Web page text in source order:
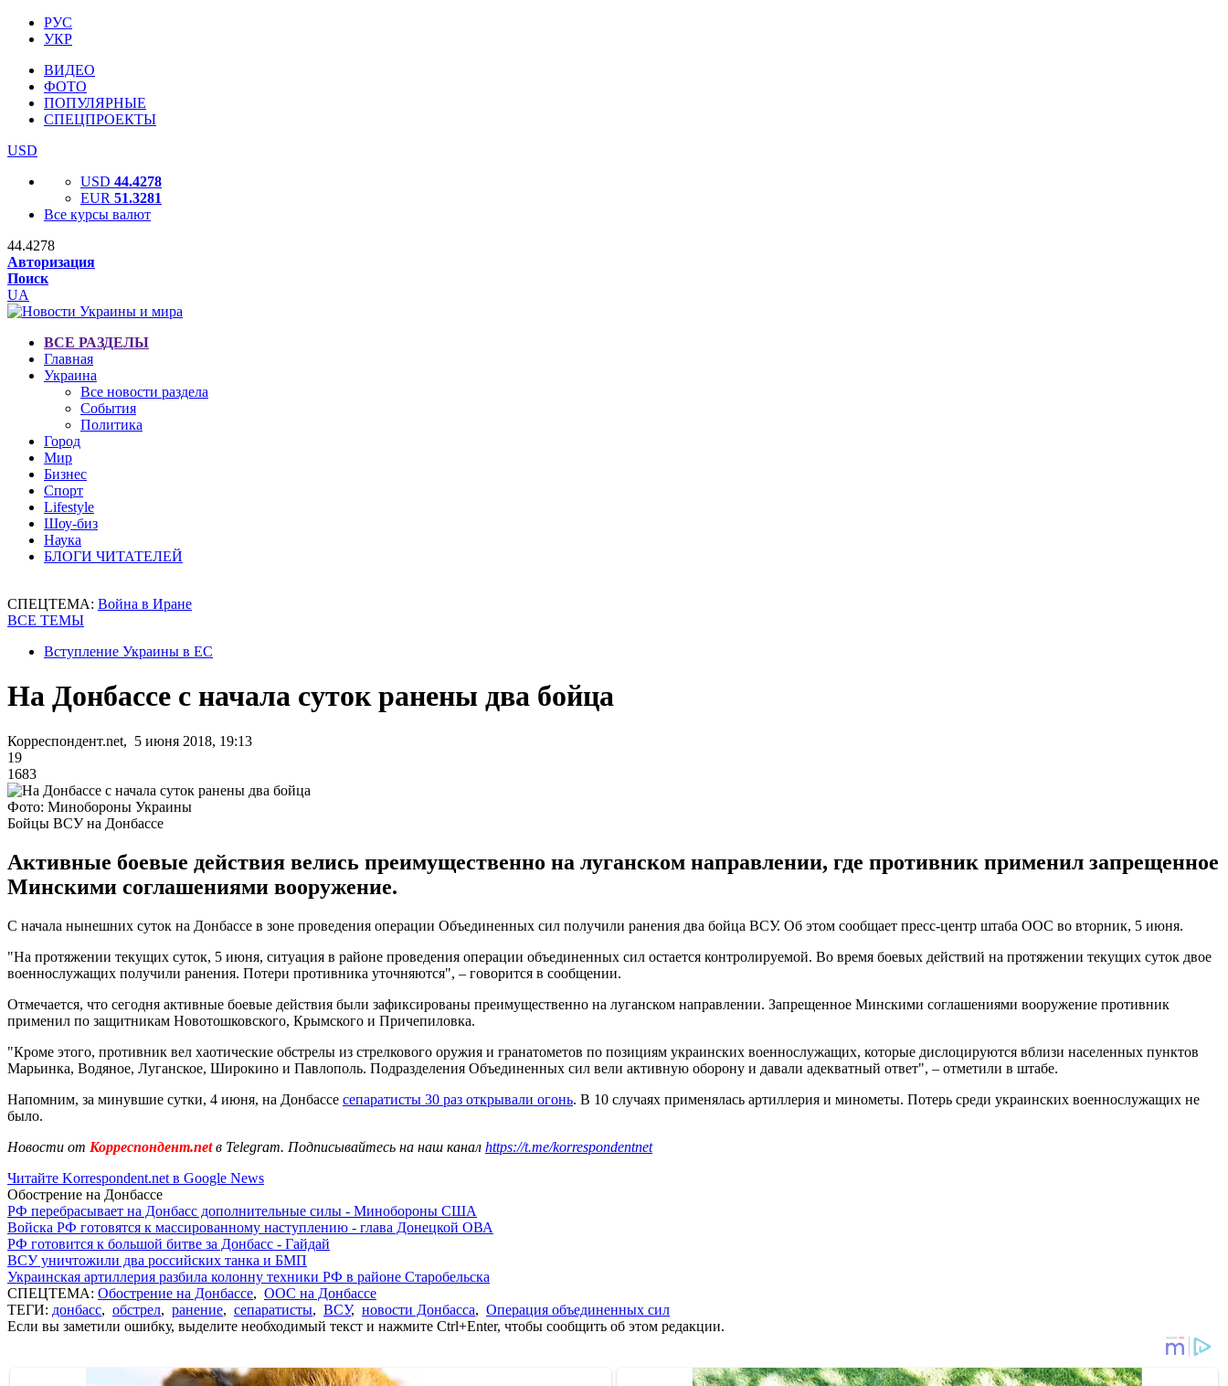
РУС
УКР
ВИДЕО
ФОТО
ПОПУЛЯРНЫЕ
СПЕЦПРОЕКТЫ
USD
USD 44.4278
EUR 51.3281
Все курсы валют
44.4278
Авторизация
Поиск
UA
ВСЕ РАЗДЕЛЫ
Главная
Украина
Все новости раздела
События
Политика
Город
Мир
Бизнес
Спорт
Lifestyle
Шоу-биз
Наука
БЛОГИ ЧИТАТЕЛЕЙ
СПЕЦТЕМА: Война в Иране
ВСЕ ТЕМЫ
Вступление Украины в ЕС
На Донбассе с начала суток ранены два бойца
Корреспондент.net, 5 июня 2018, 19:13
19
1683
Фото: Минобороны Украины
Бойцы ВСУ на Донбассе
Активные боевые действия велись преимущественно на луганском направлении, где противник применил запрещенное
Минскими соглашениями вооружение.
С начала нынешних суток на Донбассе в зоне проведения операции Объединенных сил получили ранения два бойца ВСУ. Об этом сообщает пресс-центр штаба ООС во вторник, 5 июня.
"На протяжении текущих суток, 5 июня, ситуация в районе проведения операции объединенных сил остается контролируемой. Во время боевых действий на протяжении текущих суток двое
военнослужащих получили ранения. Потери противника уточняются", – говорится в сообщении.
Отмечается, что сегодня активные боевые действия были зафиксированы преимущественно на луганском направлении. Запрещенное Минскими соглашениями вооружение противник
применил по защитникам Новотошковского, Крымского и Причепиловка.
"Кроме этого, противник вел хаотические обстрелы из стрелкового оружия и гранатометов по позициям украинских военнослужащих, которые дислоцируются вблизи населенных пунктов
Марьинка, Водяное, Луганское, Широкино и Павлополь. Подразделения Объединенных сил вели активную оборону и давали адекватный ответ", – отметили в штабе.
Напомним, за минувшие сутки, 4 июня, на Донбассе сепаратисты 30 раз открывали огонь. В 10 случаях применялась артиллерия и минометы. Потерь среди украинских военнослужащих не
было.
Новости от Корреспондент.netв Telegram. Подписывайтесь на наш канал https://t.me/korrespondentnet
Читайте Korrespondent.net в Google News
Обострение на Донбассе
РФ перебрасывает на Донбасс дополнительные силы - Минобороны США
Войска РФ готовятся к массированному наступлению - глава Донецкой ОВА
РФ готовится к большой битве за Донбасс - Гайдай
ВСУ уничтожили два российских танка и БМП
Украинская артиллерия разбила колонну техники РФ в районе Старобельска
СПЕЦТЕМА: Обострение на Донбассе, ООС на Донбассе
ТЕГИ: донбасс, обстрел, ранение, сепаратисты, ВСУ, новости Донбасса, Операция объединенных сил
Если вы заметили ошибку, выделите необходимый текст и нажмите Ctrl+Enter, чтобы сообщить об этом редакции.